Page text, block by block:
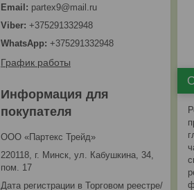
partex9@mail.ru
+375291332948
+375291332948
График работы
Информация для
покупателя
ООО «Партекс Трейд»
220118, г. Минск, ул. Кабушкина, 34,
пом. 17
Дата регистрации в Торговом реестре/